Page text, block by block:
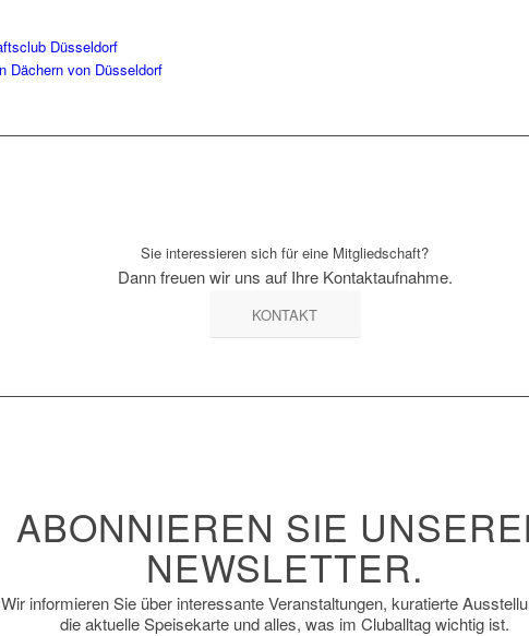
Sie interessieren sich für eine Mitgliedschaft?
Dann freuen wir uns auf Ihre Kontaktaufnahme.
KONTAKT
ABONNIEREN SIE
NEWSLETTER.
Wir informieren Sie über interessante Veranstaltungen, kuratierte
die aktuelle Speisekarte und alles, was im Cluballtag wichtig ist.